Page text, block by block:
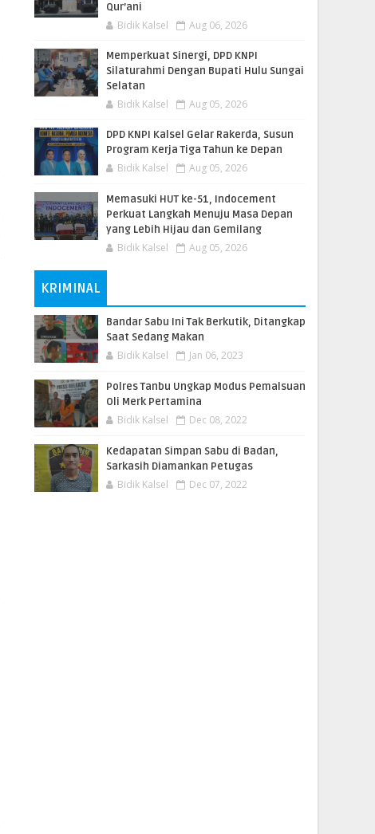
Qur’ani
Bidik Kalsel Aug 06, 2026
Memperkuat Sinergi, DPD KNPI
Silaturahmi Dengan Bupati Hulu Sungai
Selatan
Bidik Kalsel Aug 05, 2026
DPD KNPI Kalsel Gelar Rakerda, Susun
Program Kerja Tiga Tahun ke Depan
Bidik Kalsel Aug 05, 2026
Memasuki HUT ke-51, Indocement
Perkuat Langkah Menuju Masa Depan
yang Lebih Hijau dan Gemilang
Bidik Kalsel Aug 05, 2026
KRIMINAL
Bandar Sabu Ini Tak Berkutik, Ditangkap
Saat Sedang Makan
Bidik Kalsel Jan 06, 2023
Polres Tanbu Ungkap Modus Pemalsuan
Oli Merk Pertamina
Bidik Kalsel Dec 08, 2022
Kedapatan Simpan Sabu di Badan,
Sarkasih Diamankan Petugas
Bidik Kalsel Dec 07, 2022